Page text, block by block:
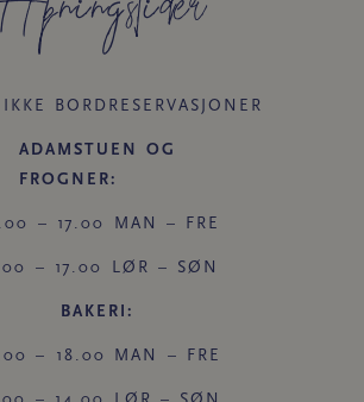
BORDRESERVASJONER
ADAMSTUEN OG
FROGNER:
– 17.00 MAN – FRE
– 17.00 LØR – SØN
BAKERI:
– 18.00 MAN – FRE